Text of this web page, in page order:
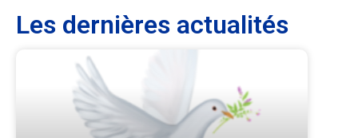
Les dernières actualités